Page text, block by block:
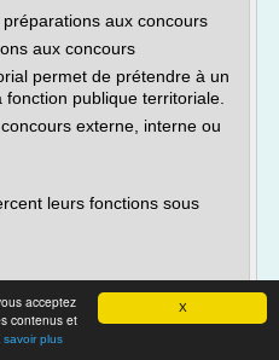
X
acceptez
contenus et
savoir plus
aux concours
aux concours
permet de prétendre à un
publique territoriale.
externe, interne ou
leurs fonctions sous
concours d attache